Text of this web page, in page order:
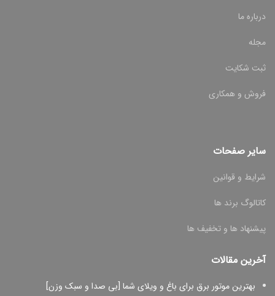
درباره ما
مجله
ثبت شکایت
فروش و همکاری
سایر صفحات
شرایط و قوانین
کاتالوگ برند ها
پیشنهاد ها و تخفیف ها
آخرین مقالات
بهترین موتور برق برای باغ و ویلای شما [بی صدا و سبک وزن]